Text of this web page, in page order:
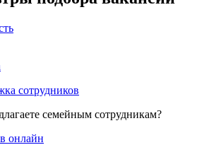
сотрудников
семейным сотрудникам?
онлайн